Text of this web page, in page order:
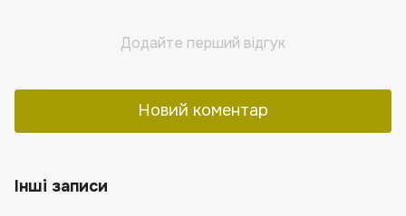
Додайте перший відгук
Новий коментар
Інші записи